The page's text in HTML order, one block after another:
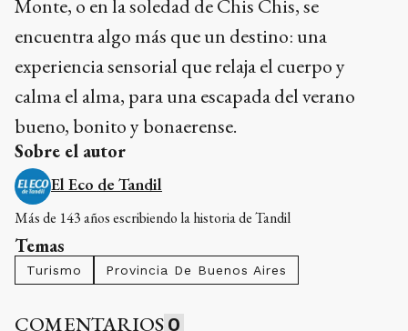
Monte, o en la soledad de Chis Chis, se
encuentra algo más que un destino: una
experiencia sensorial que relaja el cuerpo y
calma el alma, para una escapada del verano
bueno, bonito y bonaerense.
Sobre el autor
El Eco de Tandil
Más de 143 años escribiendo la historia de Tandil
Temas
Turismo Provincia De Buenos Aires
COMENTARIOS 0